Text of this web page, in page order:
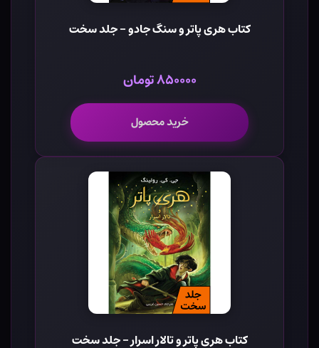
کتاب هری پاتر و سنگ جادو - جلد سخت
۸۵۰۰۰۰ تومان
خرید محصول
کتاب هری پاتر و تالار اسرار - جلد سخت